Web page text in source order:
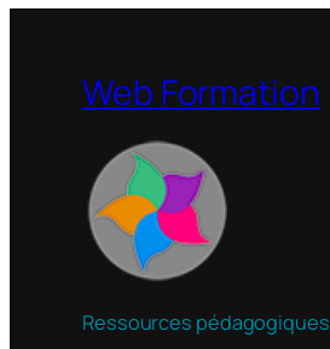
Web Formation
Ressources pédagogiques